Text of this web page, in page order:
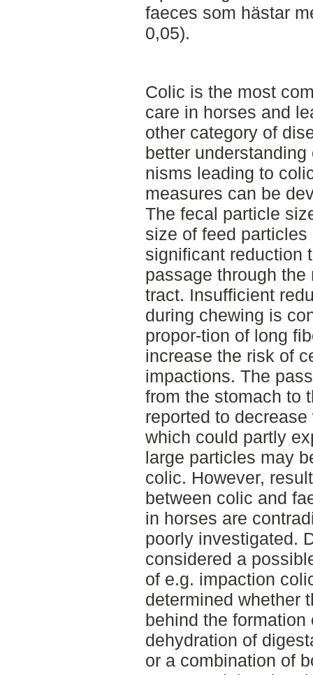
faeces som hästar
0,05).
Colic is the most
care in horses and
other category of
better
nisms leading to
measures can be
The fecal particle
size of feed
significant reduction
passage through
tract. Insufficient
during chewing is
propor-tion of long
increase the risk of
impactions. The
from the stomach to
reported to
which could partly
large particles may
colic. However,
between colic and
in horses are
poorly investigated.
considered a
of e.g. impaction
determined whether
behind the
dehydration of
or a combination of